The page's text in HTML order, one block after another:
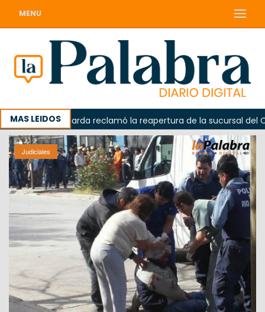
MENU
MAS LEIDOS
Odarda reclamó la reapertura de la sucursal del Correo
Judiciales